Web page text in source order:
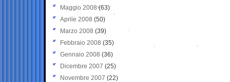
Maggio 2008(63)
Aprile 2008 (50)
Marzo 2008 (39)
Febbraio 2008 (35)
Gennaio 2008 (36)
Dicembre 2007 (25)
Novembre 2007 (22)